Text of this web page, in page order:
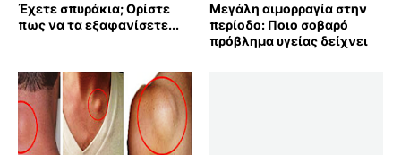
Έχετε σπυράκια; Ορίστε
πως να τα εξαφανίσετε...
Μεγάλη αιμορραγία στην
περίοδο: Ποιο σοβαρό
πρόβλημα υγείας δείχνει